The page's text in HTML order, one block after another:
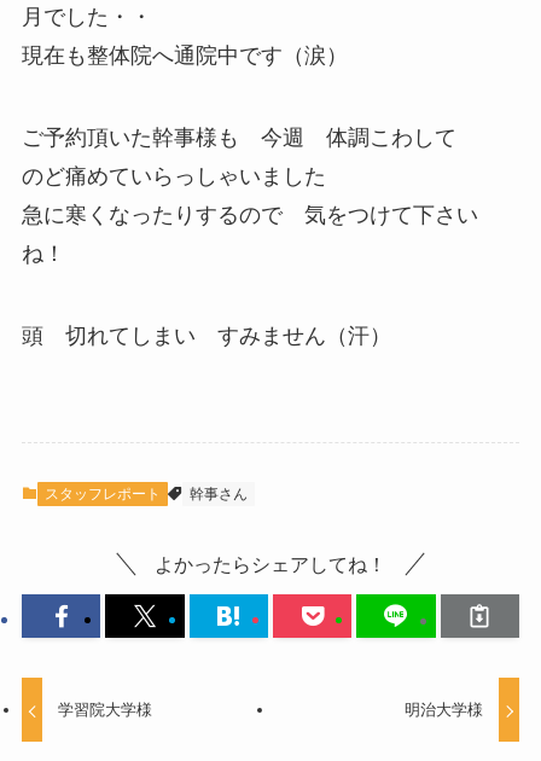
月でした・・
現在も整体院へ通院中です（涙）
ご予約頂いた幹事様も 今週 体調こわして
のど痛めていらっしゃいました
急に寒くなったりするので 気をつけて下さい
ね！
頭 切れてしまい すみません（汗）
スタッフレポート 幹事さん
よかったらシェアしてね！
学習院大学様 明治大学様